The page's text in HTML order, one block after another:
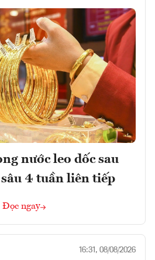
nước leo dốc sau
4 tuần liên tiếp
Đọc ngay
16:31, 08/08/2026